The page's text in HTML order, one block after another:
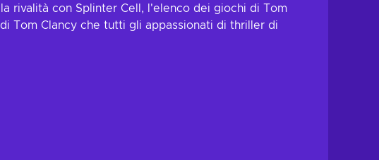
rivalità con Splinter Cell, l'elenco dei giochi di Tom
Tom Clancy che tutti gli appassionati di thriller di